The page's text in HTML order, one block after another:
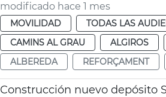
modificado hace 1 mes
MOVILIDAD TODAS LAS
CAMINS AL GRAU
ALGIROS
ALBEREDA
REFORÇAMENT
Construcción nuevo depósito